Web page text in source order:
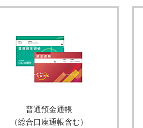
普通預金通帳
（総合口座通帳含む）